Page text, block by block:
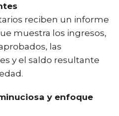
reciben un informe
muestra los ingresos,
las
y el saldo resultante
y enfoque